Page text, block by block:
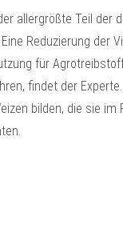
allergrößte Teil der
Reduzierung der
für
findet der
bilden, die sie im